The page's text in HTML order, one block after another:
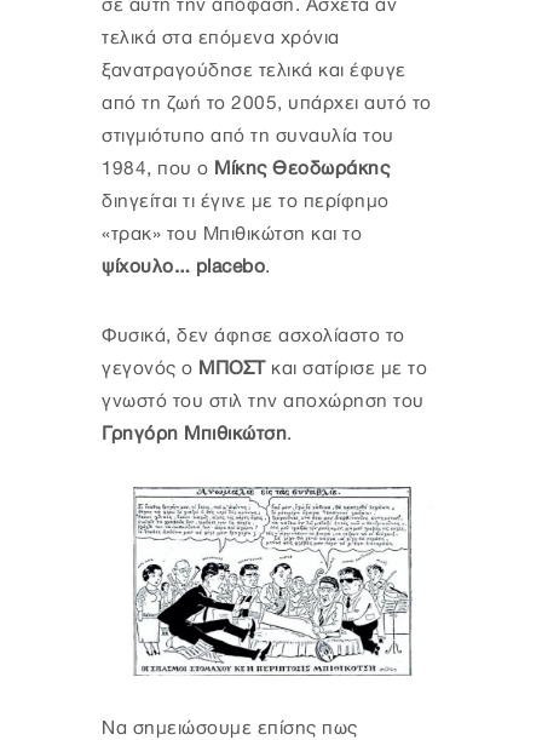
σε αυτή την απόφαση. Άσχετα αν
τελικά στα επόμενα χρόνια
ξανατραγούδησε τελικά και έφυγε
από τη ζωή το 2005, υπάρχει αυτό το
στιγμιότυπο από τη συναυλία του
1984, που ο Μίκης Θεοδωράκης
διηγείται τι έγινε με το περίφημο
«τρακ» του Μπιθικώτση και το
ψίχουλο… placebo.
Φυσικά, δεν άφησε ασχολίαστο το
γεγονός ο ΜΠΟΣΤ και σατίρισε με το
γνωστό του στιλ την αποχώρηση του
Γρηγόρη Μπιθικώτση.
Να σημειώσουμε επίσης πως